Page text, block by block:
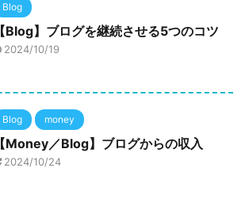
Blog
【Blog】ブログを継続させる5つのコツ
2024/10/19
Blog money
【Money／Blog】ブログからの収入
2024/10/24